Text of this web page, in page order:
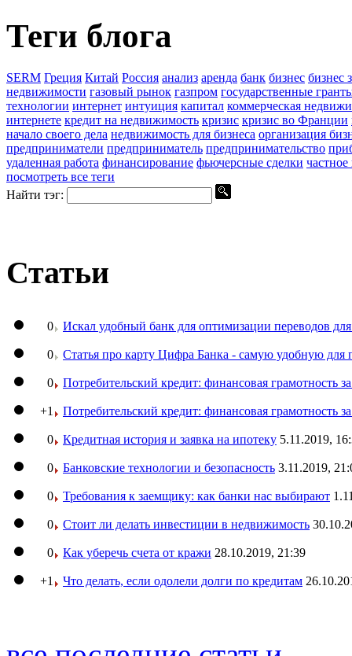
Теги блога
SERM Греция Китай Россия анализ аренда банк бизнес бизнес
недвижимости газовый рынок газпром государственные
технологии интернет интуиция капитал коммерческая
интернете кредит на недвижимость кризис кризис во Франции
начало своего дела недвижимость для бизнеса организация
предприниматели предприниматель предпринимательство
удаленная работа финансирование фьючерсные сделки
посмотреть все теги
Найти тэг:
Статьи
0 Искал удобный банк для оптимизации переводов
0 Статья про карту Цифра Банка - самую удобную для
0 Потребительский кредит: финансовая грамотность
+1 Потребительский кредит: финансовая грамотность
0 Кредитная история и заявка на ипотеку 5.11.2019,
0 Банковские технологии и безопасность 3.11.2019,
0 Требования к заемщику: как банки нас выбирают
0 Стоит ли делать инвестиции в недвижимость
0 Как уберечь счета от кражи 28.10.2019, 21:39
+1 Что делать, если одолели долги по кредитам